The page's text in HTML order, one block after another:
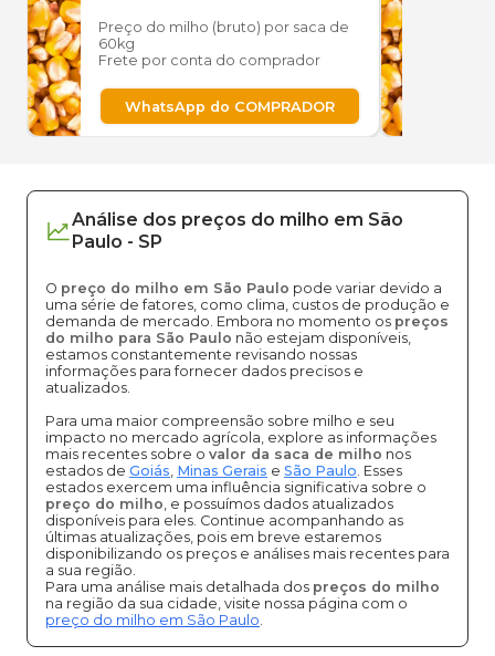
Preço do milho (bruto) por saca de
60kg
Frete por conta do comprador
WhatsApp do COMPRADOR
Análise dos preços do milho em São
Paulo - SP
O preço do milho em São Paulo pode variar devido a
uma série de fatores, como clima, custos de produção e
demanda de mercado. Embora no momento os preços
do milho para São Paulo não estejam disponíveis,
estamos constantemente revisando nossas
informações para fornecer dados precisos e
atualizados.
Para uma maior compreensão sobre milho e seu
impacto no mercado agrícola, explore as informações
mais recentes sobre o valor da saca de milho nos
estados de Goiás, Minas Gerais e São Paulo. Esses
estados exercem uma influência significativa sobre o
preço do milho, e possuímos dados atualizados
disponíveis para eles. Continue acompanhando as
últimas atualizações, pois em breve estaremos
disponibilizando os preços e análises mais recentes para
a sua região.
Para uma análise mais detalhada dos preços do milho
na região da sua cidade, visite nossa página com o
preço do milho em São Paulo.